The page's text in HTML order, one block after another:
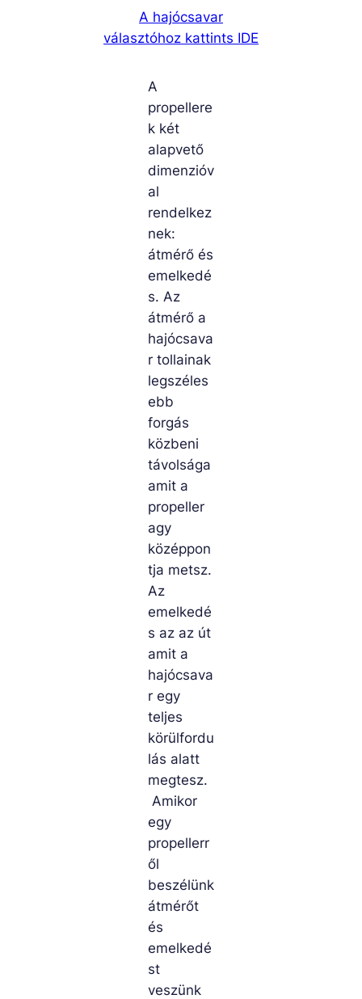
A hajócsavar
választóhoz kattints IDE
A
propellere
k két
alapvető
dimenzióv
al
rendelkez
nek:
átmérő és
emelkedé
s. Az
átmérő a
hajócsava
r tollainak
legszéles
ebb
forgás
közbeni
távolsága
amit a
propeller
agy
középpon
tja metsz.
Az
emelkedé
s az az út
amit a
hajócsava
r egy
teljes
körülfordu
lás alatt
megtesz.
Amikor
egy
propellerr
ől
beszélünk
átmérőt
és
emelkedé
st
veszünk